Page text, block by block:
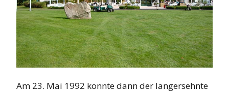
Am 23. Mai 1992 konnte dann der langersehnte